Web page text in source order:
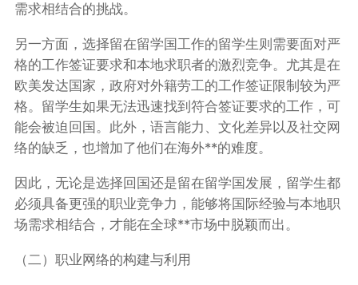
需求相结合的挑战。
另一方面，选择留在留学国工作的留学生则需要面对严
格的工作签证要求和本地求职者的激烈竞争。尤其是在
欧美发达国家，政府对外籍劳工的工作签证限制较为严
格。留学生如果无法迅速找到符合签证要求的工作，可
能会被迫回国。此外，语言能力、文化差异以及社交网
络的缺乏，也增加了他们在海外**的难度。
因此，无论是选择回国还是留在留学国发展，留学生都
必须具备更强的职业竞争力，能够将国际经验与本地职
场需求相结合，才能在全球**市场中脱颖而出。
（二）职业网络的构建与利用